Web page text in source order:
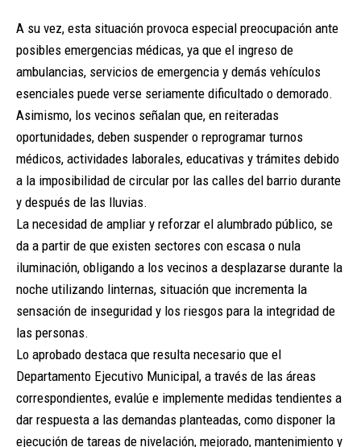
A su vez, esta situación provoca especial preocupación ante
posibles emergencias médicas, ya que el ingreso de
ambulancias, servicios de emergencia y demás vehículos
esenciales puede verse seriamente dificultado o demorado.
Asimismo, los vecinos señalan que, en reiteradas
oportunidades, deben suspender o reprogramar turnos
médicos, actividades laborales, educativas y trámites debido
a la imposibilidad de circular por las calles del barrio durante
y después de las lluvias.
La necesidad de ampliar y reforzar el alumbrado público, se
da a partir de que existen sectores con escasa o nula
iluminación, obligando a los vecinos a desplazarse durante la
noche utilizando linternas, situación que incrementa la
sensación de inseguridad y los riesgos para la integridad de
las personas.
Lo aprobado destaca que resulta necesario que el
Departamento Ejecutivo Municipal, a través de las áreas
correspondientes, evalúe e implemente medidas tendientes a
dar respuesta a las demandas planteadas, como disponer la
ejecución de tareas de nivelación, mejorado, mantenimiento y